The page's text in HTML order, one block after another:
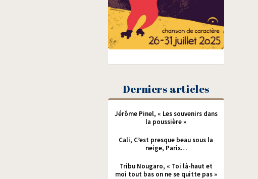
Derniers articles
Jérôme Pinel, « Les souvenirs dans
la poussière »
Cali, C’est presque beau sous la
neige, Paris…
Tribu Nougaro, « Toi là-haut et
moi tout bas on ne se quitte pas »